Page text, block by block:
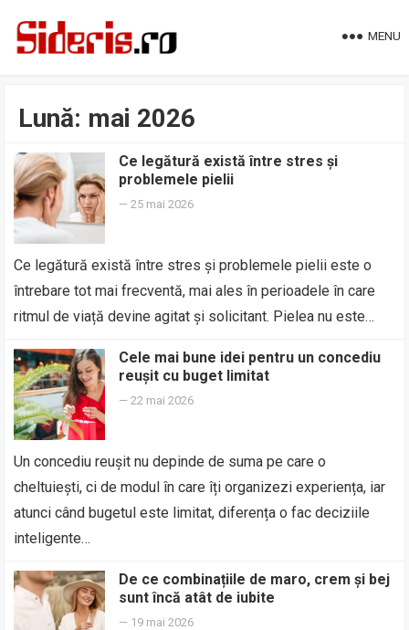
MENU
Lună: mai 2026
Ce legătură există între stres și
problemele pielii
—25 mai 2026
Ce legătură există între stres și problemele pielii este o
întrebare tot mai frecventă, mai ales în perioadele în care
ritmul de viață devine agitat și solicitant. Pielea nu este…
Cele mai bune idei pentru un concediu
reușit cu buget limitat
—22 mai 2026
Un concediu reușit nu depinde de suma pe care o
cheltuiești, ci de modul în care îți organizezi experiența, iar
atunci când bugetul este limitat, diferența o fac deciziile
inteligente…
De ce combinațiile de maro, crem și bej
sunt încă atât de iubite
— 19 mai 2026